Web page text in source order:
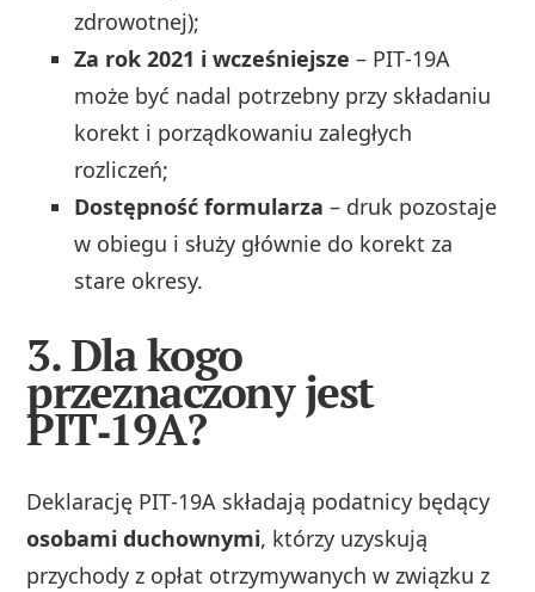
zdrowotnej);
Za rok 2021 i wcześniejsze – PIT‑19A
może być nadal potrzebny przy składaniu
korekt i porządkowaniu zaległych
rozliczeń;
Dostępność formularza – druk pozostaje
w obiegu i służy głównie do korekt za
stare okresy.
3. Dla kogo
przeznaczony jest
PIT‑19A?
Deklarację PIT‑19A składają podatnicy będący
osobami duchownymi, którzy uzyskują
przychody z opłat otrzymywanych w związku z